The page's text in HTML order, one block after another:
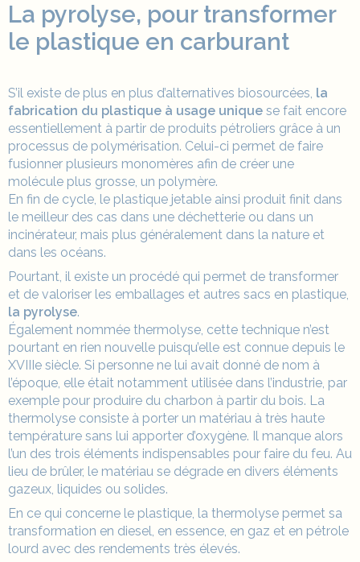
La pyrolyse, pour transformer
le plastique en carburant
S’il existe de plus en plus d’alternatives biosourcées, la
fabrication du plastique à usage unique se fait encore
essentiellement à partir de produits pétroliers grâce à un
processus de polymérisation. Celui-ci permet de faire
fusionner plusieurs monomères afin de créer une
molécule plus grosse, un polymère.
En fin de cycle, le plastique jetable ainsi produit finit dans
le meilleur des cas dans une déchetterie ou dans un
incinérateur, mais plus généralement dans la nature et
dans les océans.
Pourtant, il existe un procédé qui permet de transformer
et de valoriser les emballages et autres sacs en plastique,
la pyrolyse.
Également nommée thermolyse, cette technique n’est
pourtant en rien nouvelle puisqu’elle est connue depuis le
XVIIIe siècle. Si personne ne lui avait donné de nom à
l’époque, elle était notamment utilisée dans l’industrie, par
exemple pour produire du charbon à partir du bois. La
thermolyse consiste à porter un matériau à très haute
température sans lui apporter d’oxygène. Il manque alors
l’un des trois éléments indispensables pour faire du feu. Au
lieu de brûler, le matériau se dégrade en divers éléments
gazeux, liquides ou solides.
En ce qui concerne le plastique, la thermolyse permet sa
transformation en diesel, en essence, en gaz et en pétrole
lourd avec des rendements très élevés.